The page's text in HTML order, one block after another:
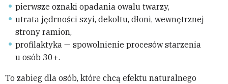
pierwsze oznaki opadania owalu twarzy,
utrata jędrności szyi, dekoltu, dłoni, wewnętrznej
strony ramion,
profilaktyka — spowolnienie procesów starzenia
u osób 30+.
To zabieg dla osób, które chcą efektu naturalnego